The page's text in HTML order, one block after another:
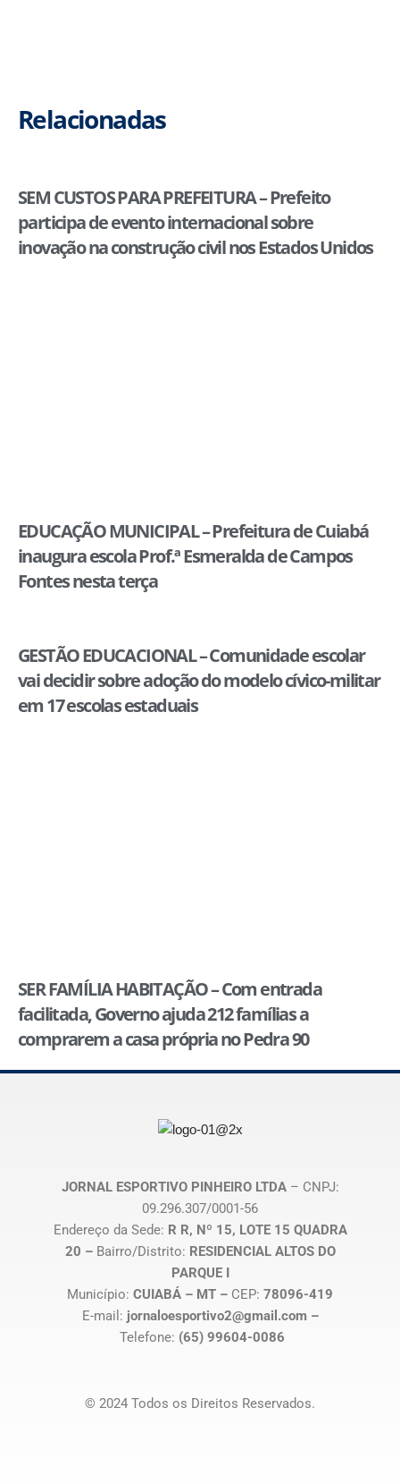
Relacionadas
SEM CUSTOS PARA PREFEITURA – Prefeito
participa de evento internacional sobre
inovação na construção civil nos Estados Unidos
EDUCAÇÃO MUNICIPAL – Prefeitura de Cuiabá
inaugura escola Prof.ª Esmeralda de Campos
Fontes nesta terça
GESTÃO EDUCACIONAL – Comunidade escolar
vai decidir sobre adoção do modelo cívico-militar
em 17 escolas estaduais
SER FAMÍLIA HABITAÇÃO – Com entrada
facilitada, Governo ajuda 212 famílias a
comprarem a casa própria no Pedra 90
JORNAL ESPORTIVO PINHEIRO LTDA– CNPJ:
09.296.307/0001-56
Endereço da Sede: R R, Nº 15, LOTE 15 QUADRA
20 – Bairro/Distrito: RESIDENCIAL ALTOS DO
PARQUE I
Município: CUIABÁ – MT – CEP: 78096-419
E-mail: jornaloesportivo2@gmail.com –
Telefone: (65) 99604-0086
© 2024 Todos os Direitos Reservados.